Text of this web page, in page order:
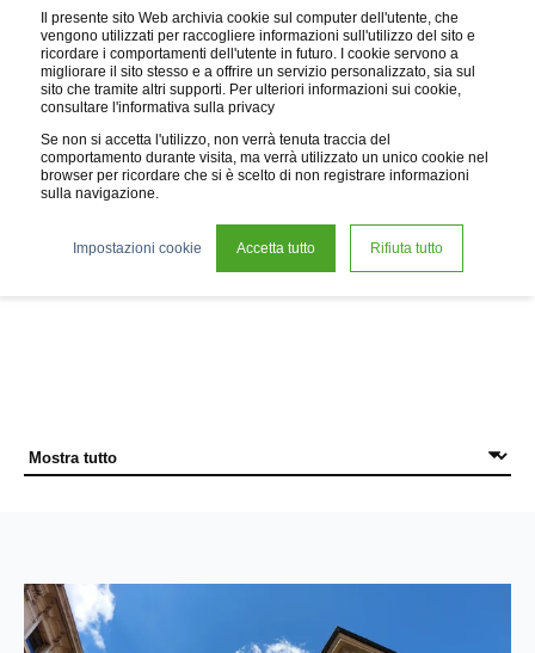
Il presente sito Web archivia cookie sul computer dell'utente, che
vengono utilizzati per raccogliere informazioni sull'utilizzo del sito e
ricordare i comportamenti dell'utente in futuro. I cookie servono a
migliorare il sito stesso e a offrire un servizio personalizzato, sia sul
sito che tramite altri supporti. Per ulteriori informazioni sui cookie,
consultare l'informativa sulla privacy
Se non si accetta l'utilizzo, non verrà tenuta traccia del
comportamento durante visita, ma verrà utilizzato un unico cookie nel
browser per ricordare che si è scelto di non registrare informazioni
sulla navigazione.
Impostazioni cookie Accetta tutto Rifiuta tutto
News